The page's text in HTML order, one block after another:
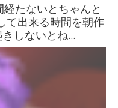
たないとちゃんと
て出来る時間を朝作
しないとね...